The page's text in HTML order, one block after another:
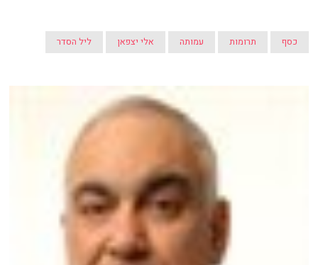
כסף תרומות עמותה אלי יצפאן ליל הסדר